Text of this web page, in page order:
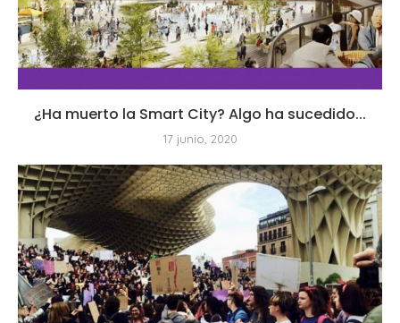
¿Ha muerto la Smart City? Algo ha sucedido...
17 junio, 2020